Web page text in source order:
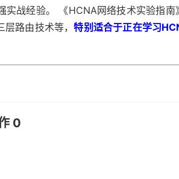
战经验。 《HCNA网络技术实验指南
层路由技术等，特别适合于正在学习
0